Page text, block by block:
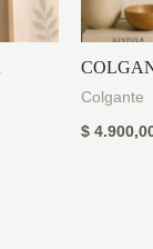
Colgante
$